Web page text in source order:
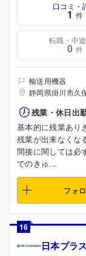
口コミ・
1 件
転職・中
0 件
輸送用機器
静岡県掛川市久
残業・休日出
基本的に残業あり
残業が出来なくな
間接に関しては必
でのきゅ...
フォ
16
日本プラ